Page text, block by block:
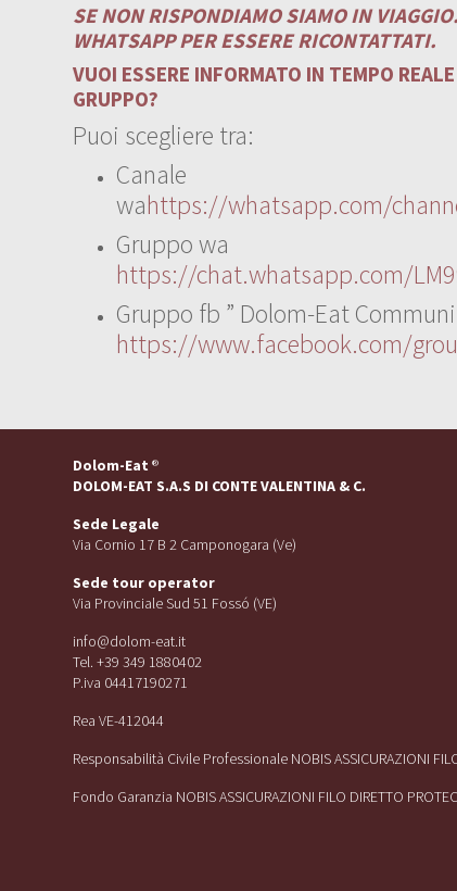
SE NON RISPONDIAMO SIAMO IN
WHATSAPP PER ESSERE RICONTATTATI.
VUOI ESSERE INFORMATO IN TEMPO
GRUPPO?
Puoi scegliere tra:
Canale
wahttps://whatsapp.com/
Gruppo wa
https://chat.whatsapp.com/
Gruppo fb ” Dolom-Eat
https://www.facebook.com/
Dolom-Eat ®
DOLOM-EAT S.A.S DI CONTE VALENTINA & C.
Sede Legale
Via Cornio 17 B 2 Camponogara (Ve)
Sede tour operator
Via Provinciale Sud 51 Fossó (VE)
info@dolom-eat.it
Tel. +39 349 1880402
P.iva 04417190271
Rea VE-412044
Responsabilità Civile Professionale NOBIS ASSICURAZIONI
Fondo Garanzia NOBIS ASSICURAZIONI FILO DIRETTO